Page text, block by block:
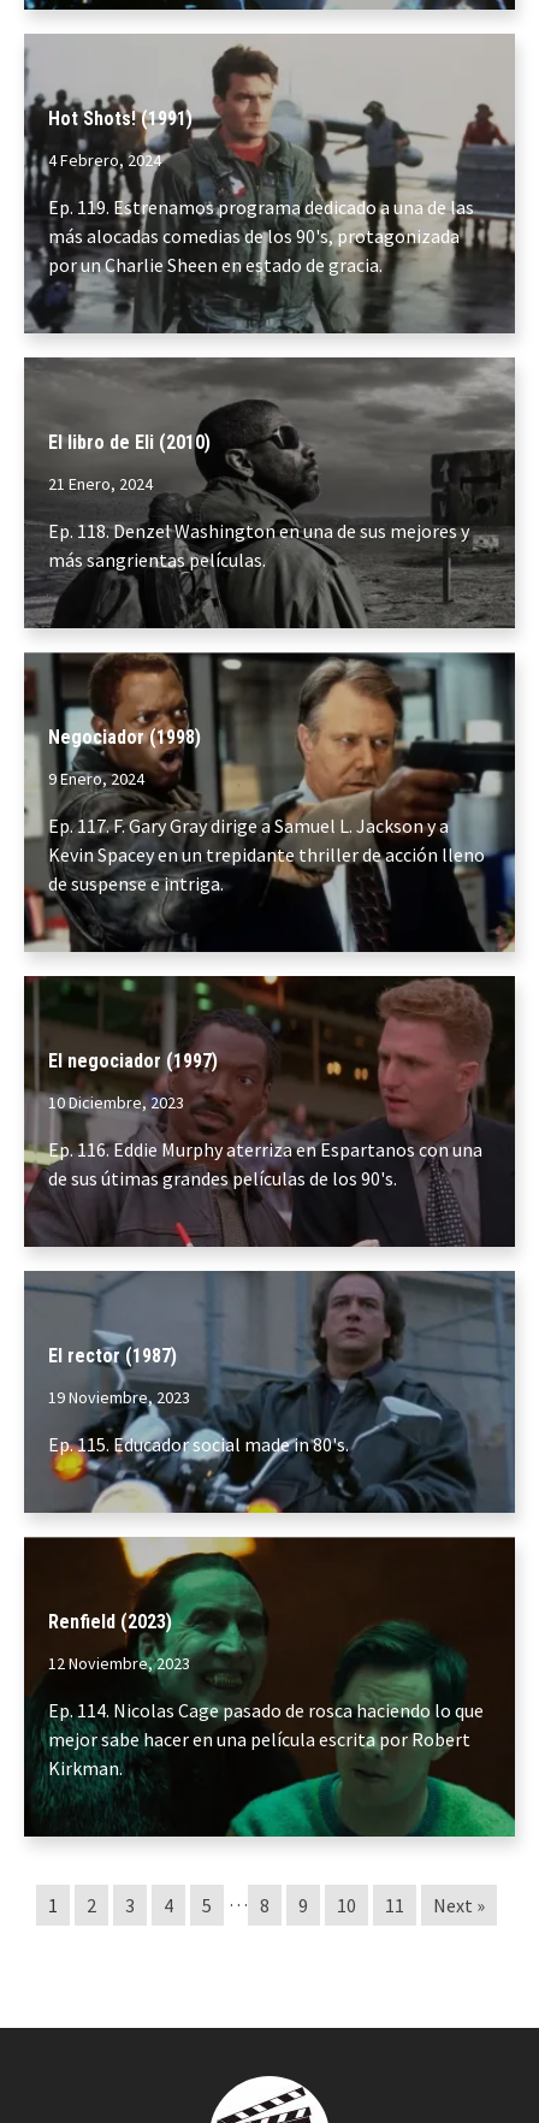
Hot Shots! (1991)
4 Febrero, 2024
Ep. 119. Estrenamos programa dedicado a una de las
más alocadas comedias de los 90's, protagonizada
por un Charlie Sheen en estado de gracia.
El libro de Eli (2010)
21 Enero, 2024
Ep. 118. Denzel Washington en una de sus mejores y
más sangrientas películas.
Negociador (1998)
9 Enero, 2024
Ep. 117. F. Gary Gray dirige a Samuel L. Jackson y a
Kevin Spacey en un trepidante thriller de acción lleno
de suspense e intriga.
El negociador (1997)
10 Diciembre, 2023
Ep. 116. Eddie Murphy aterriza en Espartanos con una
de sus útimas grandes películas de los 90's.
El rector (1987)
19 Noviembre, 2023
Ep. 115. Educador social made in 80's.
Renfield (2023)
12 Noviembre, 2023
Ep. 114. Nicolas Cage pasado de rosca haciendo lo que
mejor sabe hacer en una película escrita por Robert
Kirkman.
1 2 3 4 5 … 8 9 10 11 Next »